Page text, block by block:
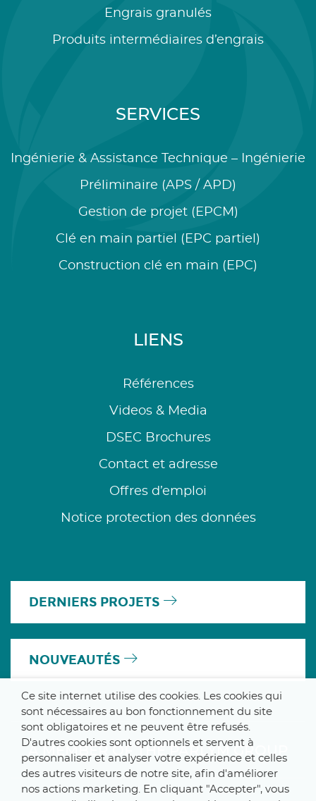
Engrais granulés
Produits intermédiaires d’engrais
SERVICES
Ingénierie & Assistance Technique – Ingénierie
Préliminaire (APS / APD)
Gestion de projet (EPCM)
Clé en main partiel (EPC partiel)
Construction clé en main (EPC)
LIENS
Références
Videos & Media
DSEC Brochures
Contact et adresse
Offres d’emploi
Notice protection des données
DERNIERS PROJETS
NOUVEAUTÉS
A MEMBER OF THE PARLYM GROUP
Ce site internet utilise des cookies. Les cookies qui
sont nécessaires au bon fonctionnement du site
sont obligatoires et ne peuvent être refusés.
D'autres cookies sont optionnels et servent à
personnaliser et analyser votre expérience et celles
des autres visiteurs de notre site, afin d'améliorer
nos actions marketing. En cliquant "Accepter", vous